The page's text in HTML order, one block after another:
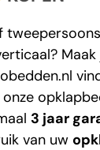
tweepersoons
?
3 jaar